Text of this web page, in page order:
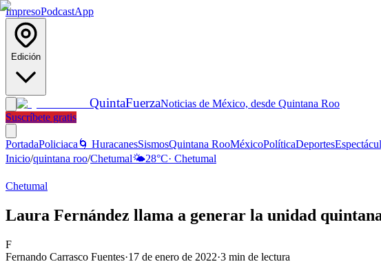
ImpresoPodcastApp
Edición
QuintaFuerzaNoticias de México, desde Quintana Roo
Suscríbete gratis
PortadaPoliciaca 🌀 HuracanesSismosQuintana RooMéxicoPolíticaDeportes
Inicio/quintana roo/Chetumal🌤️28°C· Chetumal
Chetumal
Laura Fernández llama a generar la unidad
F
Fernando Carrasco Fuentes·17 de enero de 2022·3 min de lectura